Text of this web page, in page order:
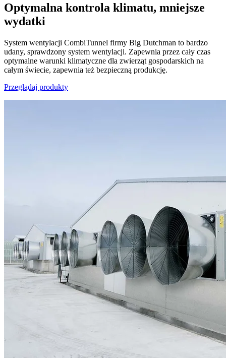
Optymalna kontrola klimatu, mniejsze
wydatki
System wentylacji CombiTunnel firmy Big Dutchman to bardzo
udany, sprawdzony system wentylacji. Zapewnia przez cały czas
optymalne warunki klimatyczne dla zwierząt gospodarskich na
całym świecie, zapewnia też bezpieczną produkcję.
Przeglądaj produkty